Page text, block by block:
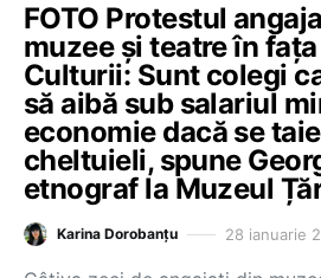
FOTO Protestul
muzee și teatre în
Culturii: Sunt colegi
să aibă sub salariul
economie dacă se
cheltuieli, spune
etnograf la Muzeul
Karina Dorobanțu 28 ianuarie